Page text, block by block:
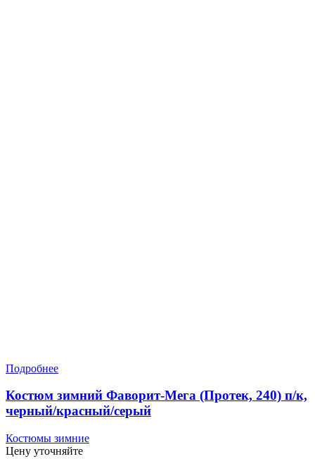
Подробнее
Костюм зимний Фаворит-Мега (Протек, 240) п/к,
черный/красный/серый
Костюмы зимние
Цену уточняйте